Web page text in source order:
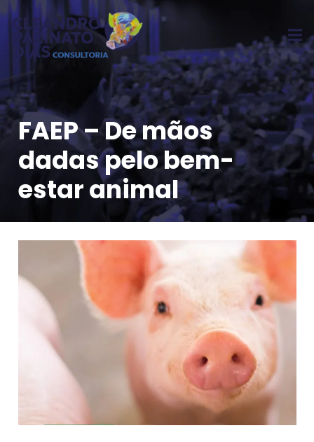
FAEP – De mãos
dadas pelo bem-
estar animal